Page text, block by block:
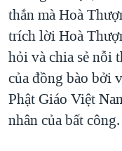
thắn mà Hoà
trích lời Hoà
hỏi và chia sẻ nỗi
của đồng bào bởi
Phật Giáo Việt
nhân của bất công.